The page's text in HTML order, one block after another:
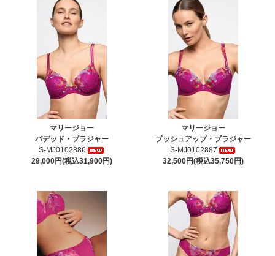
マリージョー
パデッド・ブラジャー
S-MJ0102886
29,000円(税込31,900円)
マリージョー
プッシュアップ・ブラジャー
S-MJ0102887
32,500円(税込35,750円)